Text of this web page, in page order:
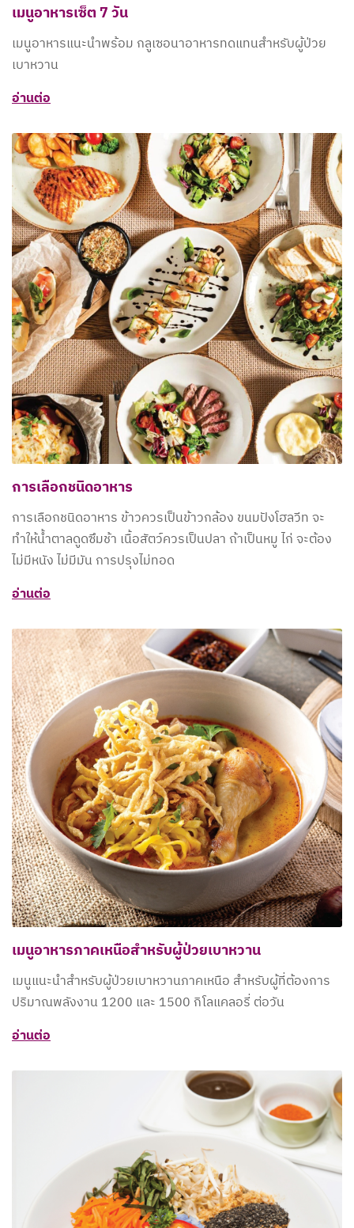
เมนูอาหารเซ็ต 7 วัน
เมนูอาหารแนะนำพร้อม กลูเซอนาอาหารทดแทนสำหรับผู้ป่วย
เบาหวาน
อ่านต่อ
การเลือกชนิดอาหาร
การเลือกชนิดอาหาร ข้าวควรเป็นข้าวกล้อง ขนมปังโฮลวีท จะ
ทำให้น้ำตาลดูดซึมช้า เนื้อสัตว์ควรเป็นปลา ถ้าเป็นหมู ไก่ จะต้อง
ไม่มีหนัง ไม่มีมัน การปรุงไม่ทอด
อ่านต่อ
เมนูอาหารภาคเหนือสำหรับผู้ป่วยเบาหวาน
เมนูแนะนำสำหรับผู้ป่วยเบาหวานภาคเหนือ สำหรับผู้ที่ต้องการ
ปริมาณพลังงาน 1200 และ 1500 กิโลแคลอรี่ ต่อวัน
อ่านต่อ